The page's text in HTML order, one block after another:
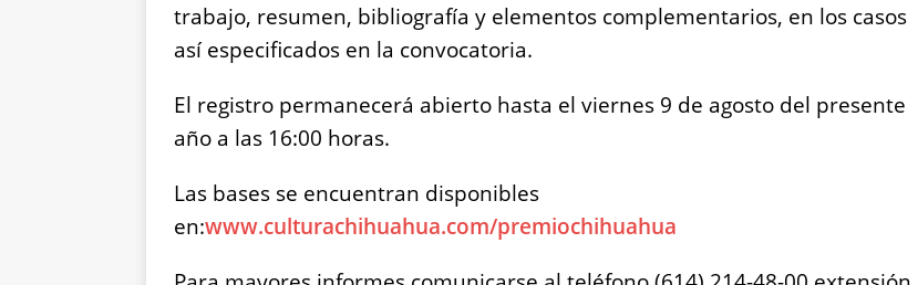
trabajo, resumen, bibliografía y elementos complementarios, en los casos
así especificados en la convocatoria.
El registro permanecerá abierto hasta el viernes 9 de agosto del presente
año a las 16:00 horas.
Las bases se encuentran disponibles
en:www.culturachihuahua.com/premiochihuahua